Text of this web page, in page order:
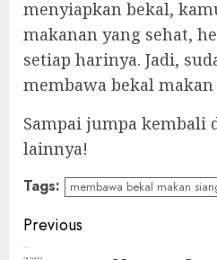
menyiapkan bekal,
makanan yang sehat,
setiap harinya. Jadi,
membawa bekal makan
Sampai jumpa
lainnya!
Tags: membawa bekal makan
Continue
Previous